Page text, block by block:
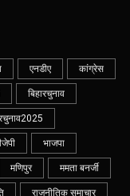
एनडीए कांग्रेस
बिहारचुनाव
भाजपा
मणिपुर ममता बनर्जी
राजनीतिक समाचार